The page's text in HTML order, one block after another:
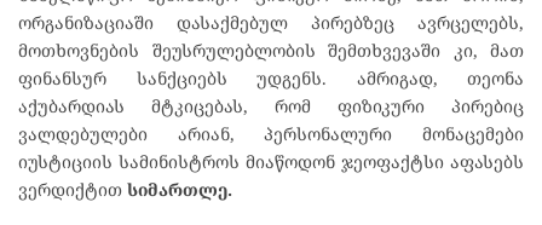
ორგანიზაციაში დასაქმებულ პირებზეც ავრცელებს,
მოთხოვნების შეუსრულებლობის შემთხვევაში კი, მათ
ფინანსურ სანქციებს უდგენს. ამრიგად, თეონა
აქუბარდიას მტკიცებას, რომ ფიზიკური პირებიც
ვალდებულები არიან, პერსონალური მონაცემები
იუსტიციის სამინისტროს მიაწოდონ ჯეოფაქტსი აფასებს
ვერდიქტით სიმართლე.